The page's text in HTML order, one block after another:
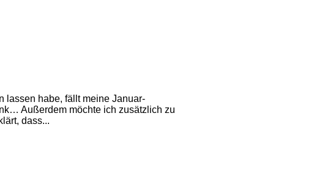
lassen habe, fällt meine Januar-
Außerdem möchte ich zusätzlich zu
dass...